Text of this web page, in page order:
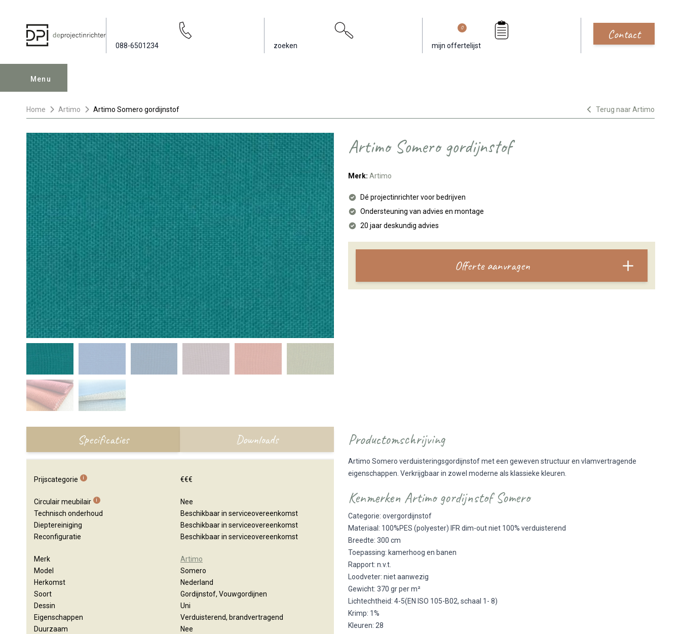
088-6501234 zoeken mijn offertelijst
0 Contact
Menu
Home Artimo Artimo Somero gordijnstof Terug naar Artimo
Artimo Somero gordijnstof
Merk: Artimo
Dé projectinrichter voor bedrijven
Ondersteuning van advies en montage
20 jaar deskundig advies
Offerte aanvragen
Specificaties Downloads
Prijscategorie i €€€
Circulair meubilair i
Nee
Technisch onderhoud
Beschikbaar in serviceovereenkomst
Dieptereiniging
Beschikbaar in serviceovereenkomst
Reconfiguratie
Beschikbaar in serviceovereenkomst
Merk
Artimo
Model
Somero
Herkomst
Nederland
Soort
Gordijnstof, Vouwgordijnen
Dessin
Uni
Eigenschappen
Verduisterend, brandvertragend
Duurzaam
Nee
Productomschrijving
Artimo Somero verduisteringsgordijnstof met een geweven structuur en vlamvertragende
eigenschappen. Verkrijgbaar in zowel moderne als klassieke kleuren.
Kenmerken Artimo gordijnstof Somero
Categorie: overgordijnstof
Materiaal: 100%PES (polyester) IFR dim-out niet 100% verduisterend
Breedte: 300 cm
Toepassing: kamerhoog en banen
Rapport: n.v.t.
Loodveter: niet aanwezig
Gewicht: 370 gr per m²
Lichtechtheid: 4-5(EN ISO 105-B02, schaal 1- 8)
Krimp: 1%
Kleuren: 28